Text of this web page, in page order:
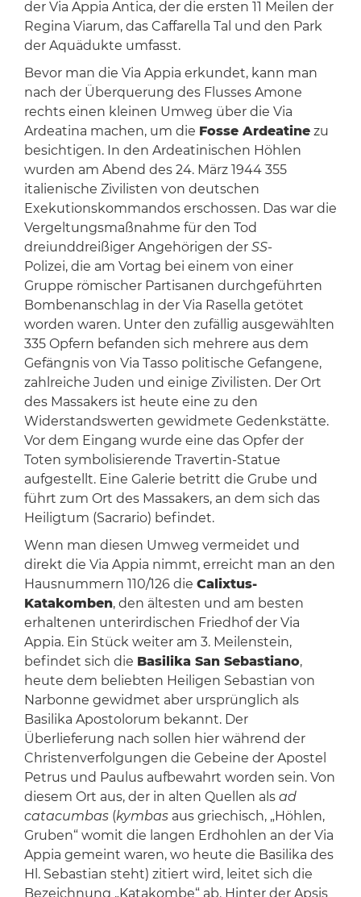
der Via Appia Antica, der die ersten 11 Meilen der
Regina Viarum, das Caffarella Tal und den Park
der Aquädukte umfasst.
Bevor man die Via Appia erkundet, kann man
nach der Überquerung des Flusses Amone
rechts einen kleinen Umweg über die Via
Ardeatina machen, um die Fosse Ardeatinezu
besichtigen. In den Ardeatinischen Höhlen
wurden am Abend des 24. März 1944 355
italienische Zivilisten von deutschen
Exekutionskommandos erschossen. Das war die
Vergeltungsmaßnahme für den Tod
dreiunddreißiger Angehörigen der SS-
Polizei, die am Vortag bei einem von einer
Gruppe römischer Partisanen durchgeführten
Bombenanschlag in der Via Rasella getötet
worden waren. Unter den zufällig ausgewählten
335 Opfern befanden sich mehrere aus dem
Gefängnis von Via Tasso politische Gefangene,
zahlreiche Juden und einige Zivilisten. Der Ort
des Massakers ist heute eine zu den
Widerstandswerten gewidmete Gedenkstätte.
Vor dem Eingang wurde eine das Opfer der
Toten symbolisierende Travertin-Statue
aufgestellt. Eine Galerie betritt die Grube und
führt zum Ort des Massakers, an dem sich das
Heiligtum (Sacrario) befindet.
Wenn man diesen Umweg vermeidet und
direkt die Via Appia nimmt, erreicht man an den
Hausnummern 110/126 die Calixtus-
Katakomben, den ältesten und am besten
erhaltenen unterirdischen Friedhof der Via
Appia. Ein Stück weiter am 3. Meilenstein,
befindet sich die Basilika San Sebastiano,
heute dem beliebten Heiligen Sebastian von
Narbonne gewidmet aber ursprünglich als
Basilika Apostolorum bekannt. Der
Überlieferung nach sollen hier während der
Christenverfolgungen die Gebeine der Apostel
Petrus und Paulus aufbewahrt worden sein. Von
diesem Ort aus, der in alten Quellen als ad
catacumbas(kymbasaus griechisch, „Höhlen,
Gruben“ womit die langen Erdhohlen an der Via
Appia gemeint waren, wo heute die Basilika des
Hl. Sebastian steht) zitiert wird, leitet sich die
Bezeichnung „Katakombe“ ab. Hinter der Apsis